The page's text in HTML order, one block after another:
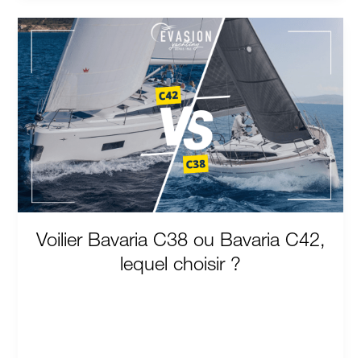
Voilier Bavaria C38 ou Bavaria C42,
lequel choisir ?
Voilier
Bavaria
C38
ou
Bavaria
C42,
lequel
choisir
?